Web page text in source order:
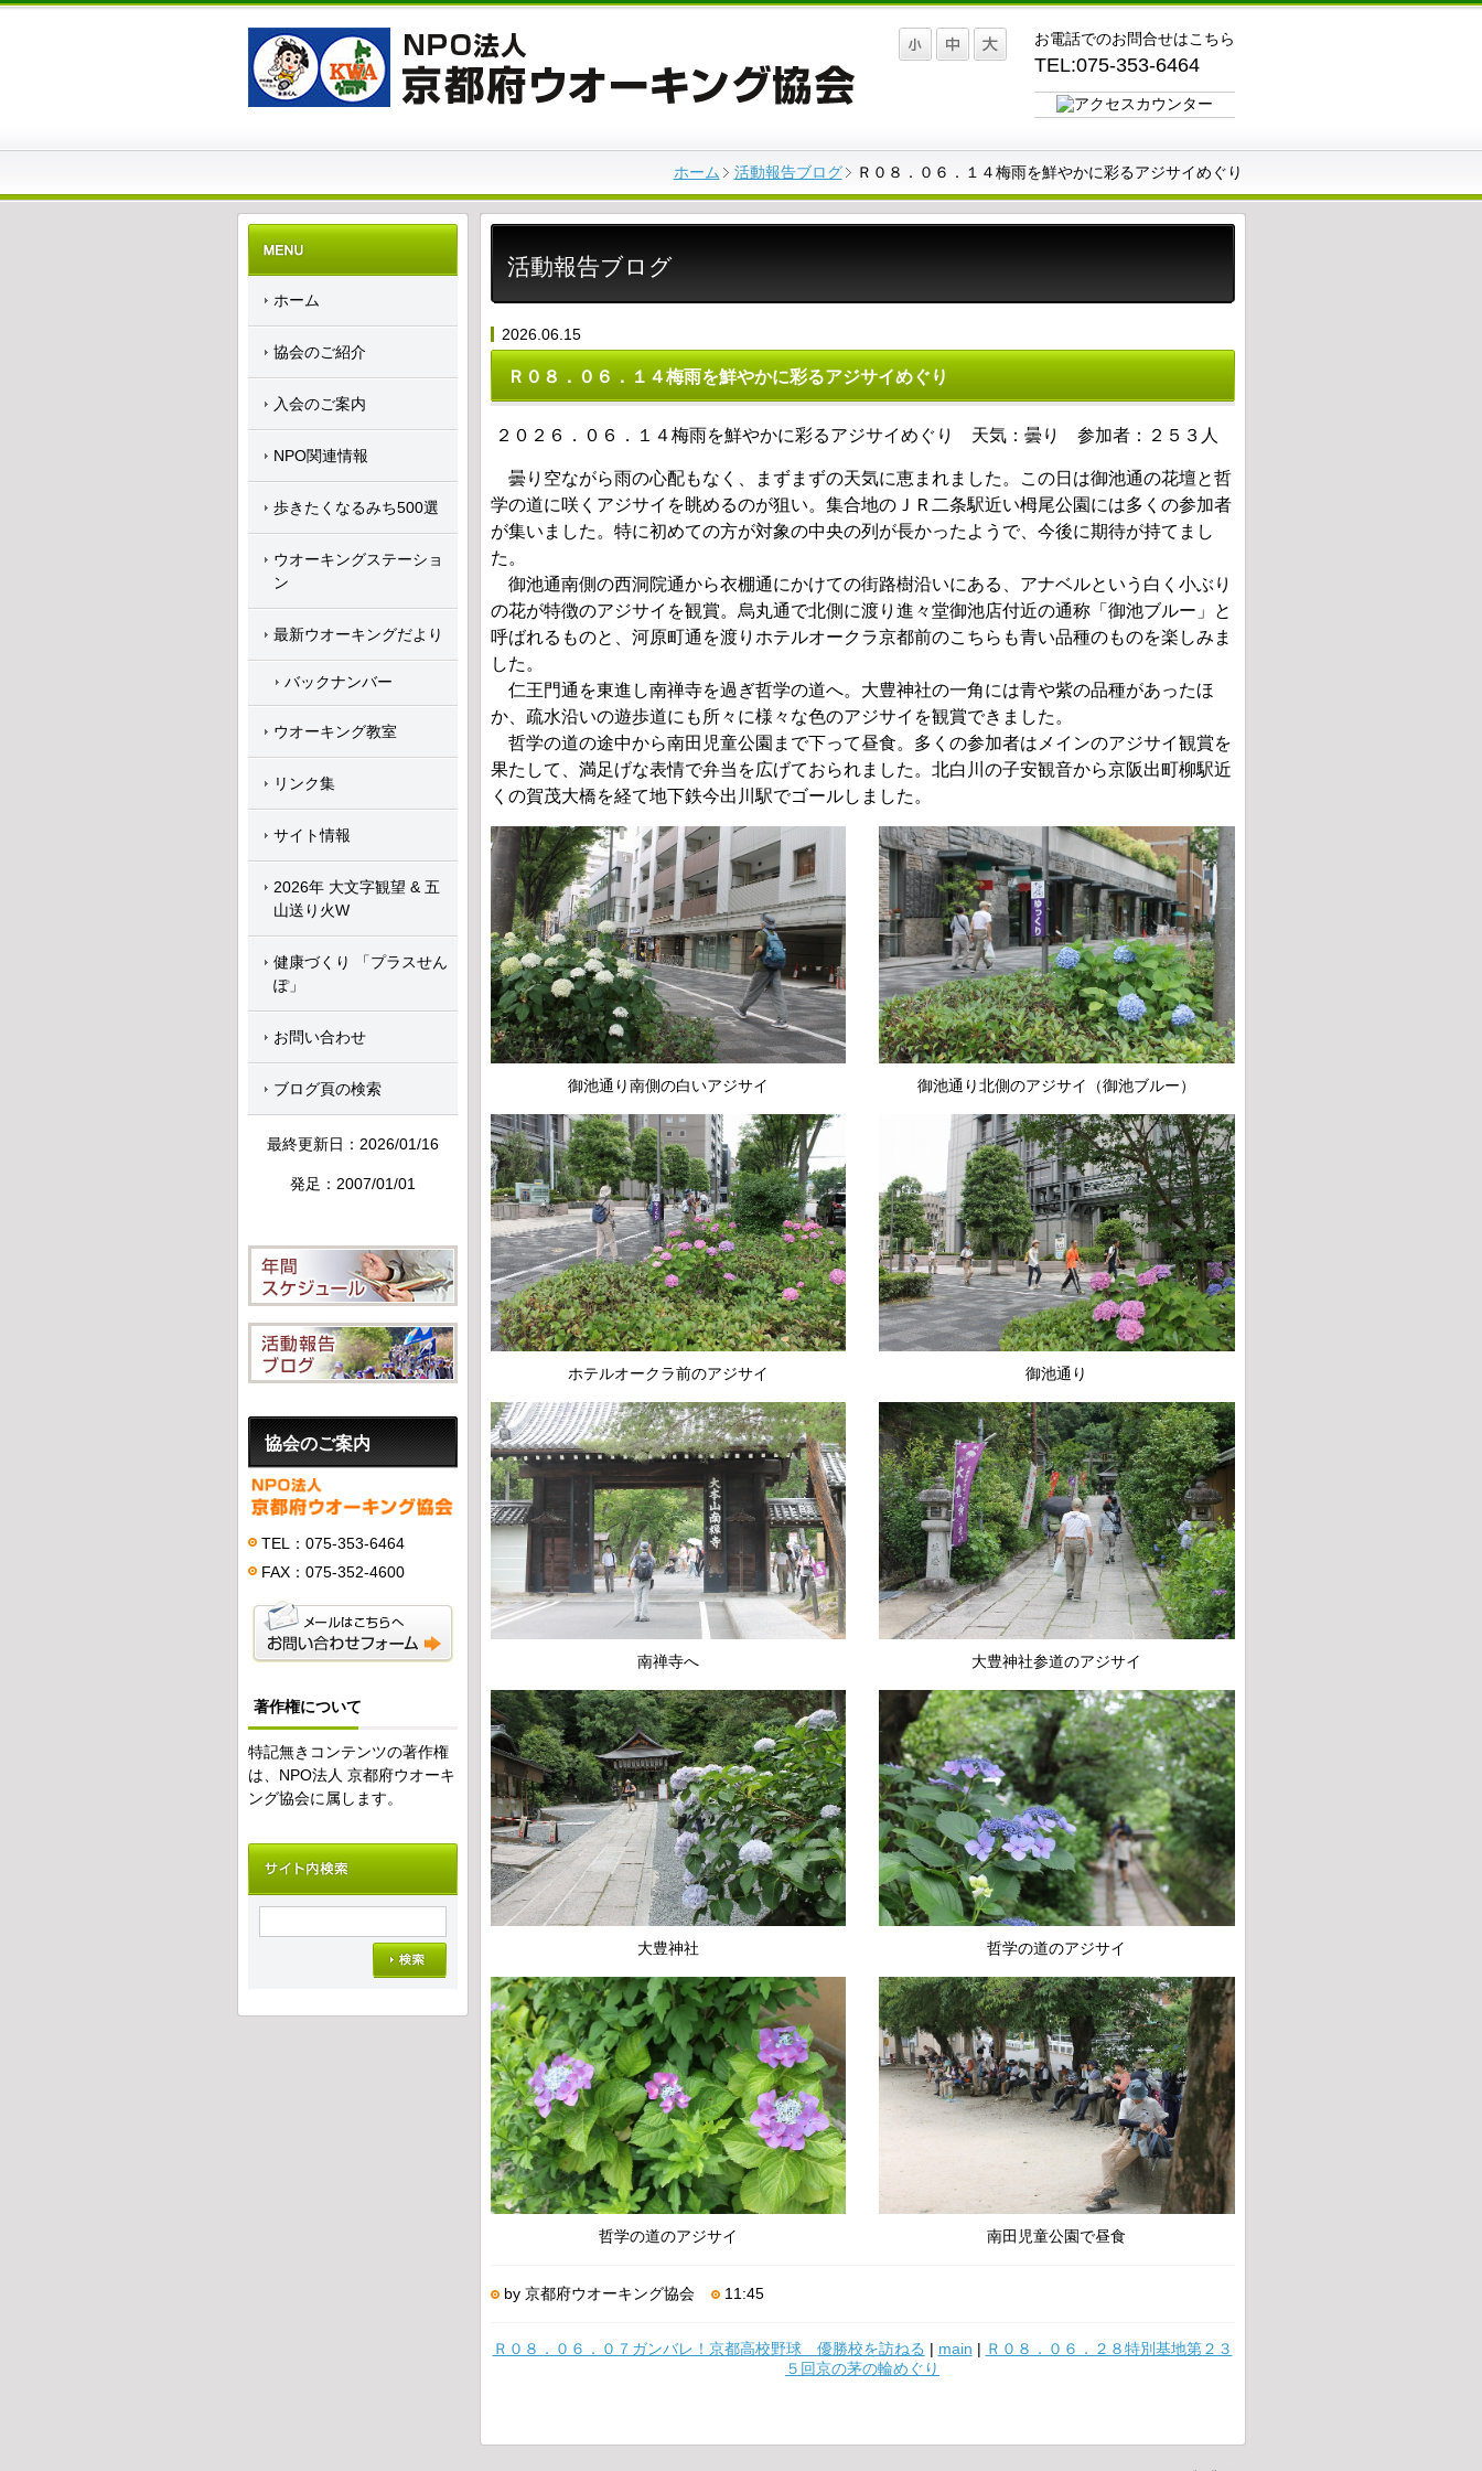
お電話でのお問合せはこちら
TEL:075-353-6464
ホーム 活動報告ブログ Ｒ０８．０６．１４梅雨を鮮やかに彩るアジサイめぐり
活動報告ブログ
2026.06.15
Ｒ０８．０６．１４梅雨を鮮やかに彩るアジサイめぐり
２０２６．０６．１４梅雨を鮮やかに彩るアジサイめぐり 天気：曇り 参加者：２５３人
曇り空ながら雨の心配もなく、まずまずの天気に恵まれました。この日は御池通の花壇と哲
学の道に咲くアジサイを眺めるのが狙い。集合地のＪＲ二条駅近い栂尾公園には多くの参加者
が集いました。特に初めての方が対象の中央の列が長かったようで、今後に期待が持てまし
た。
御池通南側の西洞院通から衣棚通にかけての街路樹沿いにある、アナベルという白く小ぶり
の花が特徴のアジサイを観賞。烏丸通で北側に渡り進々堂御池店付近の通称「御池ブルー」と
呼ばれるものと、河原町通を渡りホテルオークラ京都前のこちらも青い品種のものを楽しみま
した。
仁王門通を東進し南禅寺を過ぎ哲学の道へ。大豊神社の一角には青や紫の品種があったほ
か、疏水沿いの遊歩道にも所々に様々な色のアジサイを観賞できました。
哲学の道の途中から南田児童公園まで下って昼食。多くの参加者はメインのアジサイ観賞を
果たして、満足げな表情で弁当を広げておられました。北白川の子安観音から京阪出町柳駅近
くの賀茂大橋を経て地下鉄今出川駅でゴールしました。
御池通り南側の白いアジサイ 御池通り北側のアジサイ（御池ブルー）
ホテルオークラ前のアジサイ 御池通り
南禅寺へ 大豊神社参道のアジサイ
大豊神社 哲学の道のアジサイ
哲学の道のアジサイ 南田児童公園で昼食
by 京都府ウオーキング協会 11:45
Ｒ０８．０６．０７ガンバレ！京都高校野球 優勝校を訪ねる | main | Ｒ０８．０６．２８特別基地第２３
５回京の茅の輪めぐり
ホーム
協会のご紹介
入会のご案内
NPO関連情報
歩きたくなるみち500選
ウオーキングステーショ
ン
最新ウオーキングだより
バックナンバー
ウオーキング教室
リンク集
サイト情報
2026年 大文字観望 & 五
山送り火W
健康づくり 「プラスせん
ぽ」
お問い合わせ
ブログ頁の検索
最終更新日：2026/01/16
発足：2007/01/01
協会のご案内
TEL：075-353-6464
FAX：075-352-4600
著作権について
特記無きコンテンツの著作権
は、NPO法人 京都府ウオーキ
ング協会に属します。